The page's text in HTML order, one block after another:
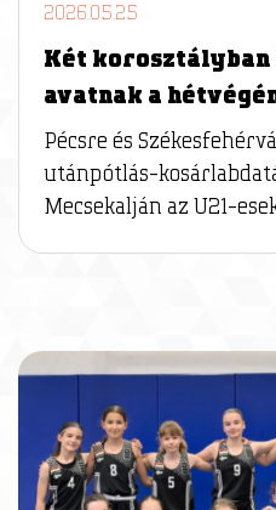
2026.05.25
Két korosztályban
avatnak a
Pécsre és
utánpótlás-
Mecsekalján az U21-